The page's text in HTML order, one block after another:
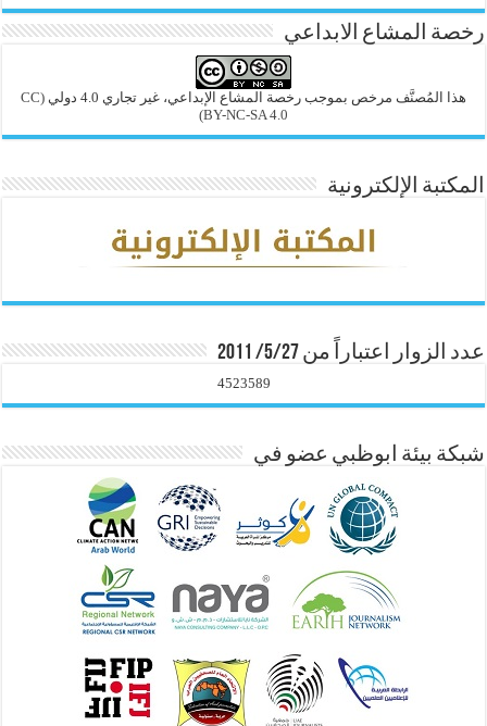
رخصة المشاع الابداعي
هذا المُصنَّف مرخص بموجب رخصة المشاع الإبداعي، غير تجاري 4.0 دولي
(CC
BY-NC-SA 4.0)
المكتبة الإلكترونية
عدد الزوار اعتباراً من 5/27/ 2011
4523589
شبكة بيئة ابوظبي عضو في